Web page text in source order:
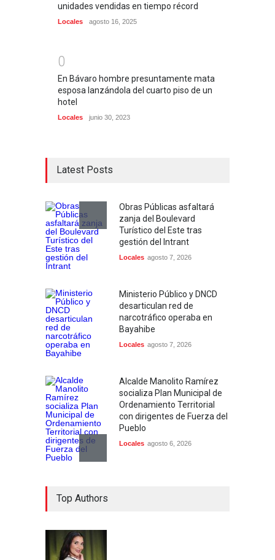
unidades vendidas en tiempo récord
Locales agosto 16, 2025
0
En Bávaro hombre presuntamente mata
esposa lanzándola del cuarto piso de un
hotel
Locales junio 30, 2023
Latest Posts
Obras Públicas asfaltará
zanja del Boulevard
Turístico del Este tras
gestión del Intrant
Locales agosto 7, 2026
Ministerio Público y DNCD
desarticulan red de
narcotráfico operaba en
Bayahibe
Locales agosto 7, 2026
Alcalde Manolito Ramírez
socializa Plan Municipal de
Ordenamiento Territorial
con dirigentes de Fuerza del
Pueblo
Locales agosto 6, 2026
Top Authors